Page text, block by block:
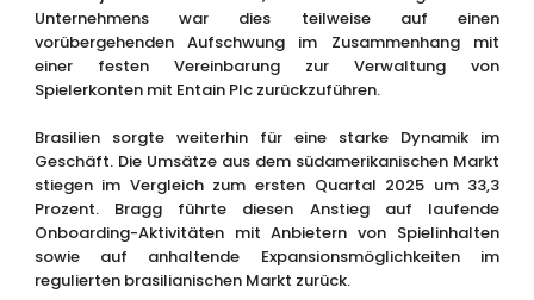
Unternehmens war dies teilweise auf einen
vorübergehenden Aufschwung im Zusammenhang mit
einer festen Vereinbarung zur Verwaltung von
Spielerkonten mit Entain Plc zurückzuführen.
Brasilien sorgte weiterhin für eine starke Dynamik im
Geschäft. Die Umsätze aus dem südamerikanischen Markt
stiegen im Vergleich zum ersten Quartal 2025 um 33,3
Prozent. Bragg führte diesen Anstieg auf laufende
Onboarding-Aktivitäten mit Anbietern von Spielinhalten
sowie auf anhaltende Expansionsmöglichkeiten im
regulierten brasilianischen Markt zurück.